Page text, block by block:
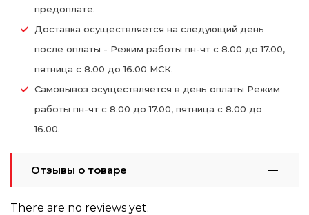
предоплате.
Доставка осуществляется на следующий день
после оплаты - Режим работы пн-чт с 8.00 до 17.00,
пятница с 8.00 до 16.00 МСК.
Самовывоз осуществляется в день оплаты Режим
работы пн-чт с 8.00 до 17.00, пятница с 8.00 до
16.00.
Отзывы о товаре
There are no reviews yet.